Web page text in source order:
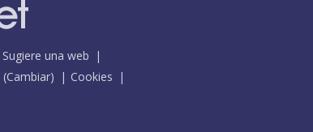
Sugiere una web
(Cambiar)
Cookies